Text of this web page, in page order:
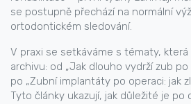
se postupně přechází na normální
ortodontickém sledování.
V praxi se setkáváme s tématy, která
archivu: od „Jak dlouho vydrží zub
po „Zubní implantáty po operaci: jak
Tyto články ukazují, jak důležité je po